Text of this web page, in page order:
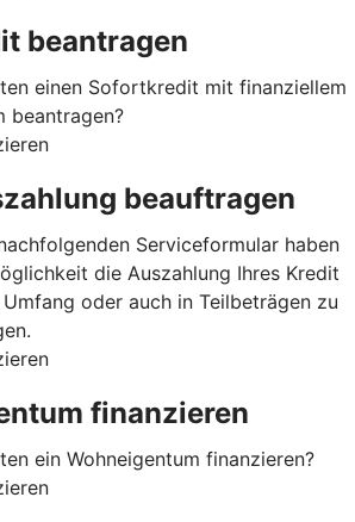
beantragen
einen Sofortkredit mit finanziellem
beantragen?
beauftragen
Serviceformular haben
die Auszahlung Ihres Kredit
oder auch in Teilbeträgen zu
finanzieren
ein Wohneigentum finanzieren?